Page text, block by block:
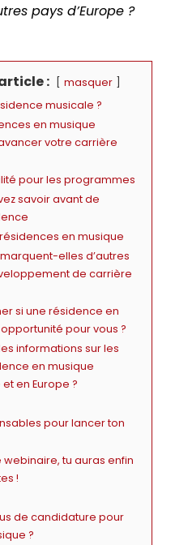
pays d’Europe ?
:
masquer
musicale ?
en musique
votre carrière
pour les programmes
savoir avant de
en musique
elles d’autres
de carrière
si une résidence en
pour vous ?
informations sur les
en musique
en Europe ?
pour lancer ton
webinaire, tu auras enfin
!
de candidature pour
?